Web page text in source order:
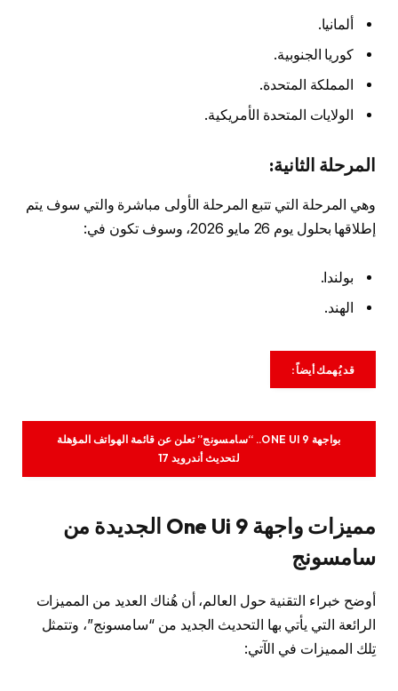
ألمانيا.
كوريا الجنوبية.
المملكة المتحدة.
الولايات المتحدة الأمريكية.
المرحلة الثانية:
وهي المرحلة التي تتبع المرحلة الأولى مباشرة والتي سوف يتم
إطلاقها بحلول يوم 26 مايو 2026، وسوف تكون في:
بولندا.
الهند.
قد يُهمك أيضاً:
بواجهة ONE UI 9.. “سامسونج” تعلن عن قائمة الهواتف المؤهلة
لتحديث أندرويد 17
مميزات واجهة One Ui 9 الجديدة من
سامسونج
أوضح خبراء التقنية حول العالم، أن هُناك العديد من المميزات
الرائعة التي يأتي بها التحديث الجديد من “سامسونج”، وتتمثل
تِلك المميزات في الآتي: